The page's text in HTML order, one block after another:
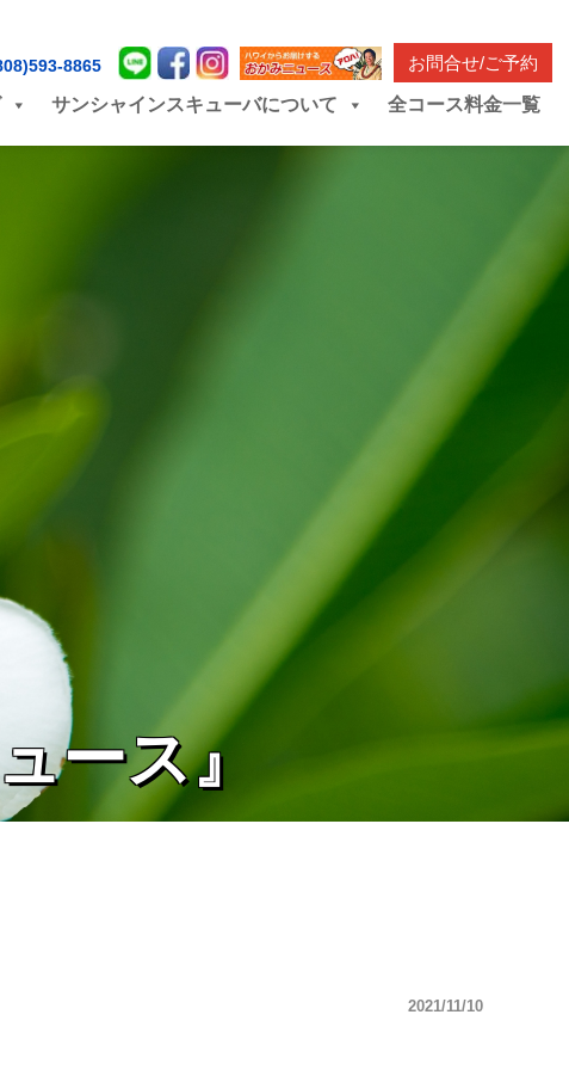
8865 お問合せ/ご予約
サンシャインスキューバについて 全コース料金一覧
ース』
2021/11/10